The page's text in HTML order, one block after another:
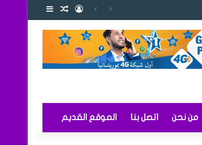
تسجيل الدخول
مقال عشوائي
إضافة عمود
من نحن اتصل بنا الموقع القديم